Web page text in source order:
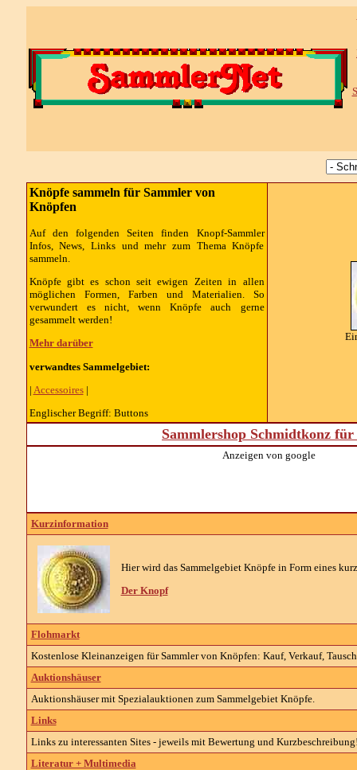
Knöpfe sammeln für Sammler von
Knöpfen
Auf den folgenden Seiten finden Knopf-Sammler
Infos, News, Links und mehr zum Thema Knöpfe
sammeln.
Knöpfe gibt es schon seit ewigen Zeiten in allen
möglichen Formen, Farben und Materialien. So
verwundert es nicht, wenn Knöpfe auch gerne
gesammelt werden!
Mehr darüber
verwandtes Sammelgebiet:
| Accessoires|
Englischer Begriff: Buttons
Sammlershop Schmidtkonz
Anzeigen von google
Kurzinformation
Hier wird das Sammelgebiet Knöpfe in Form eines
Der Knopf
Flohmarkt
Kostenlose Kleinanzeigen für Sammler von Knöpfen: Kauf, Verkauf,
Auktionshäuser
Auktionshäuser mit Spezialauktionen zum Sammelgebiet Knöpfe.
Links
Links zu interessanten Sites - jeweils mit Bewertung und
Literatur + Multimedia